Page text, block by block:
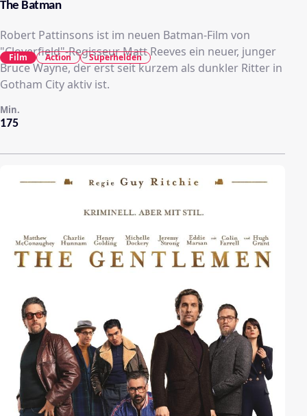
The Batman
Robert Pattinsons ist im neuen Batman-Film von
"Cloverfield"-Regisseur Matt Reeves ein neuer, junger
Bruce Wayne, der erst seit kurzem als dunkler Ritter in
Gotham City aktiv ist.
175
Min.
Film Action Superhelden